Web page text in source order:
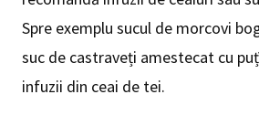
Spre exemplu sucul de morcovi
suc de castraveți amestecat cu
infuzii din ceai de tei.